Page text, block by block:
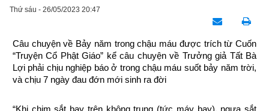
Thứ sáu - 26/05/2023 20:47
Câu chuyện về Bảy năm trong chậu máu được trích từ Cuốn
“Truyện Cổ Phật Giáo” kể câu chuyện về Trưởng giả Tất Bà
Lợi phải chịu nghiệp báo ở trong chậu máu suốt bảy năm trời,
và chịu 7 ngày đau đớn mới sinh ra đời
“Khi chim sắt bay trên không trung (tức máy bay), ngựa sắt